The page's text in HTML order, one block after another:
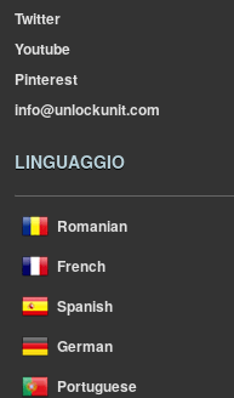
Twitter
Youtube
Pinterest
info@unlockunit.com
LINGUAGGIO
Romanian
French
Spanish
German
Portuguese